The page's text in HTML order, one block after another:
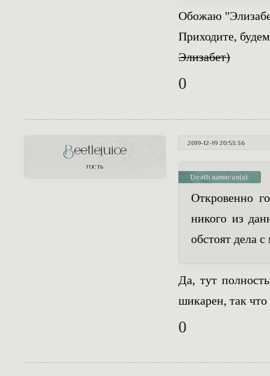
Обожаю
Приходите,
Элизабет)
0
2019-12-19 20:53:36
Beetlejuice
ГОСТЬ
Death написал(а):
Откровенно
никого из
обстоят дела
Да, тут
шикарен, так что
0